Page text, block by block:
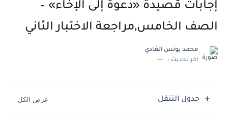
إجابات قصيدة «دعوة إلى الإخاء» –
الصف الخامس,مراجعة الاختبار الثاني
محمد يونس الغادي
اخر تحديث :
جدول التنقل